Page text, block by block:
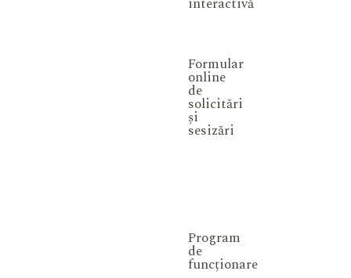
Formular
online
de
solicitări
și
sesizări
Program
de
funcționare